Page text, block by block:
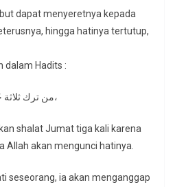
dapat menyeretnya kepada
hingga hatinya tertutup,
dalam Hadits :
من ترك ثلاثة جُمَعٍ تهاوناً طبع الله على قلبه،
shalat Jumat tiga kali karena
Allah akan mengunci hatinya.
seseorang, ia akan menganggap